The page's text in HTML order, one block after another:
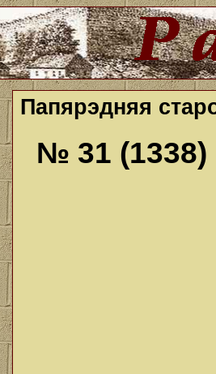
Папярэдняя
№ 31 (1338)